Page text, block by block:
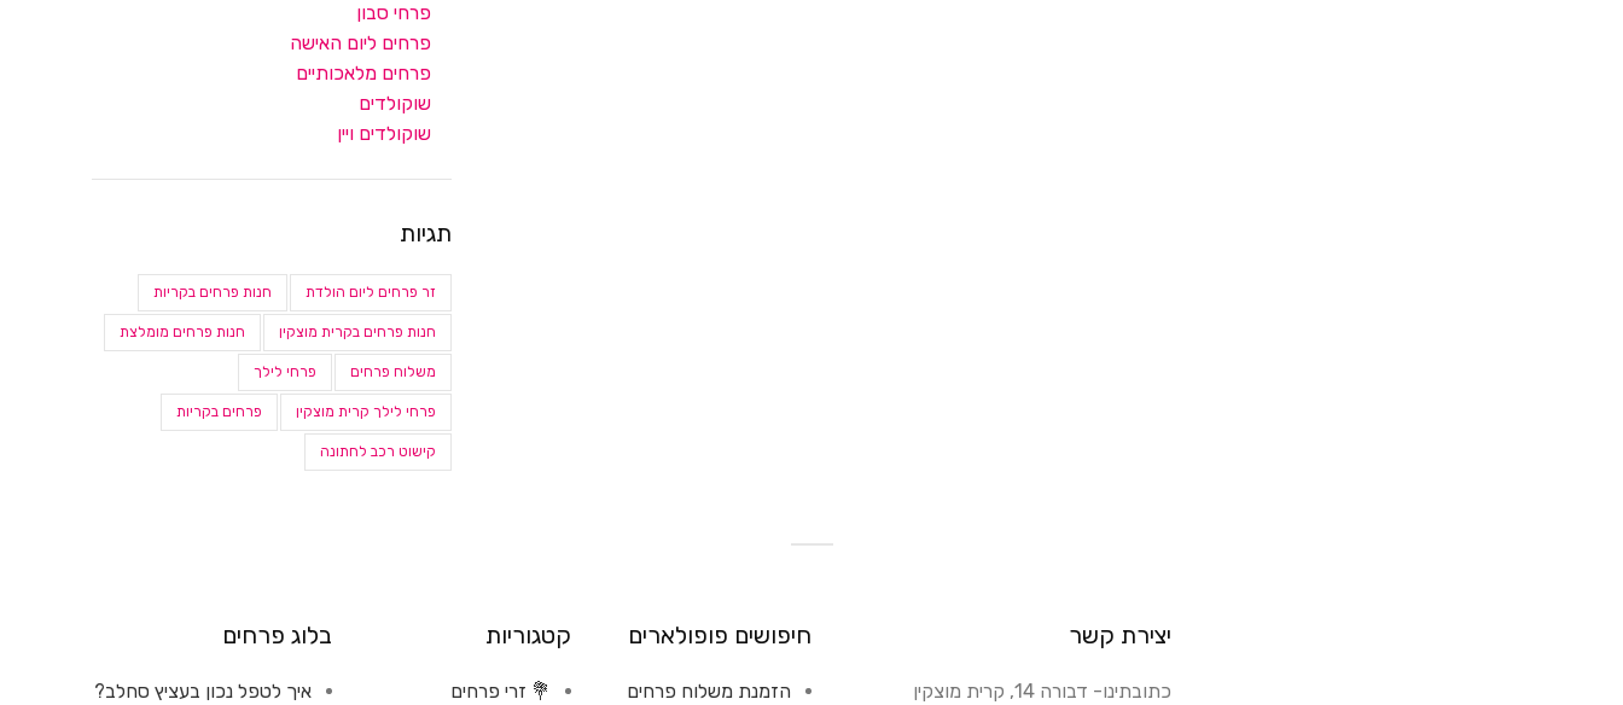
פרחי סבון
פרחים ליום האישה
פרחים מלאכותיים
שוקולדים
שוקולדים ויין
תגיות
זר פרחים ליום הולדת חנות פרחים בקריות
חנות פרחים בקרית מוצקין חנות פרחים מומלצת
משלוח פרחים פרחי לילך
פרחי לילך קרית מוצקין פרחים בקריות
קישוט רכב לחתונה
יצירת קשר
כתובתינו- דבורה 14, קרית מוצקין
חיפושים פופולארים
הזמנת משלוח פרחים
קטגוריות
💐 זרי פרחים
בלוג פרחים
איך לטפל נכון בעציץ סחלב?